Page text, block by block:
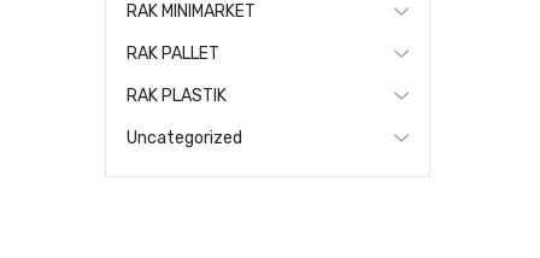
RAK MINIMARKET
RAK PALLET
RAK PLASTIK
Uncategorized